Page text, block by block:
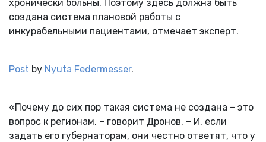
хронически больны. Поэтому здесь должна быть
создана система плановой работы с
инкурабельными пациентами, отмечает эксперт.
Post by Nyuta Federmesser.
«Почему до сих пор такая система не создана – это
вопрос к регионам, – говорит Дронов. – И, если
задать его губернаторам, они честно ответят, что у